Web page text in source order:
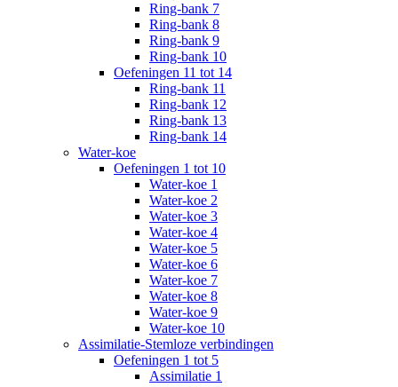
Ring-bank 7
Ring-bank 8
Ring-bank 9
Ring-bank 10
Oefeningen 11 tot 14
Ring-bank 11
Ring-bank 12
Ring-bank 13
Ring-bank 14
Water-koe
Oefeningen 1 tot 10
Water-koe 1
Water-koe 2
Water-koe 3
Water-koe 4
Water-koe 5
Water-koe 6
Water-koe 7
Water-koe 8
Water-koe 9
Water-koe 10
Assimilatie-Stemloze verbindingen
Oefeningen 1 tot 5
Assimilatie 1